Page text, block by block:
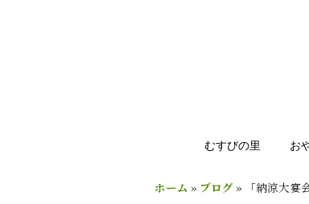
むすびの里 お
ホーム » ブログ » 「納涼大